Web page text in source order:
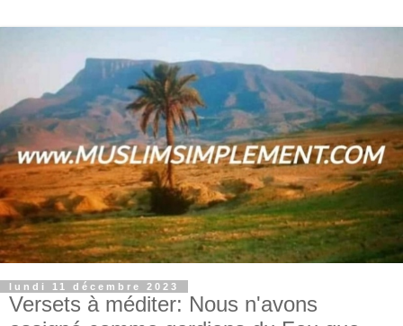
lundi 11 décembre 2023
Versets à méditer: Nous n'avons